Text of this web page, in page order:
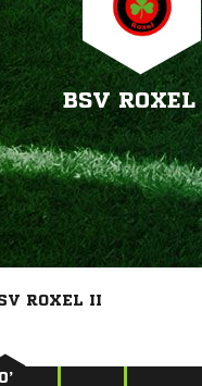
BSV
ROXEL II
0’